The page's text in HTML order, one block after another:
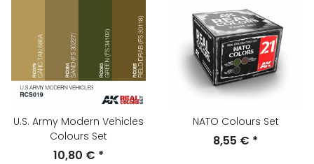
U.S. Army Modern Vehicles
Colours Set
10,80 € *
NATO Colours Set
8,55 € *